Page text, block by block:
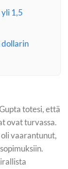
1,5
dollarin
totesi, että
ovat turvassa.
vaarantunut,